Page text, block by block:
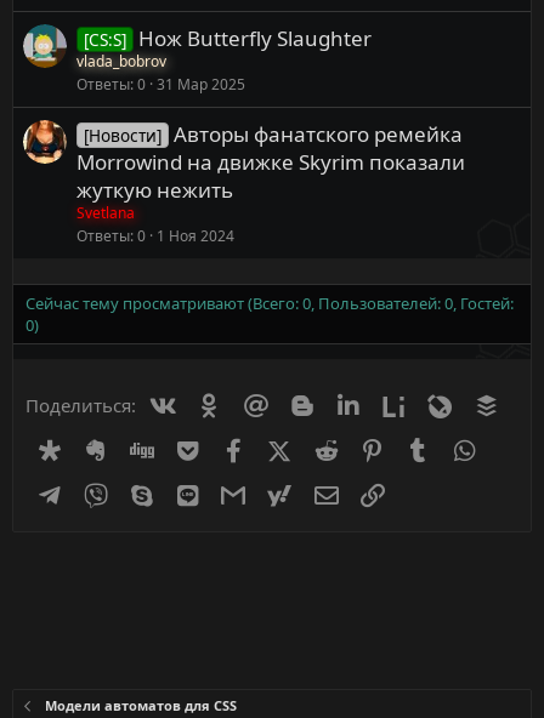
[CS:S] Нож Butterfly Slaughter
vlada_bobrov
Ответы 0 31 Мар 2025
[Новости] Авторы фанатского ремейка
Morrowind на движке Skyrim показали
жуткую нежить
Svetlana
Ответы 0 1 Ноя 2024
Сейчас тему просматривают (Всего: 0, Пользователей: 0, Гостей:
0)
Поделиться: ВконтактеОдноклассники
Mail.ru BloggerLinkedinLiveinternet
Livejournal
DiasporaEvernoteDigg GetpocketFacebookX (Twitter)
Reddit PinterestTumblr
Telegram
Viber Skype Line GmailyahoomailЭлектронная почта
Модели автоматов для CSS